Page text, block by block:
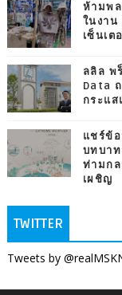
ห้ามพ
ในงาน
เซ็นเต
ลลิล พ
Data
กระแ
แชร์ข้
บทบา
ท่ามก
เผชิญ
TWITTER
Tweets by